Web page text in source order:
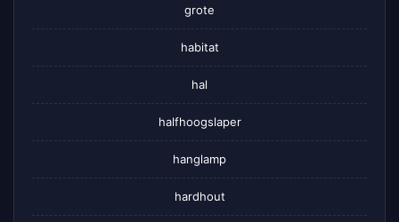
grote
habitat
hal
halfhoogslaper
hanglamp
hardhout